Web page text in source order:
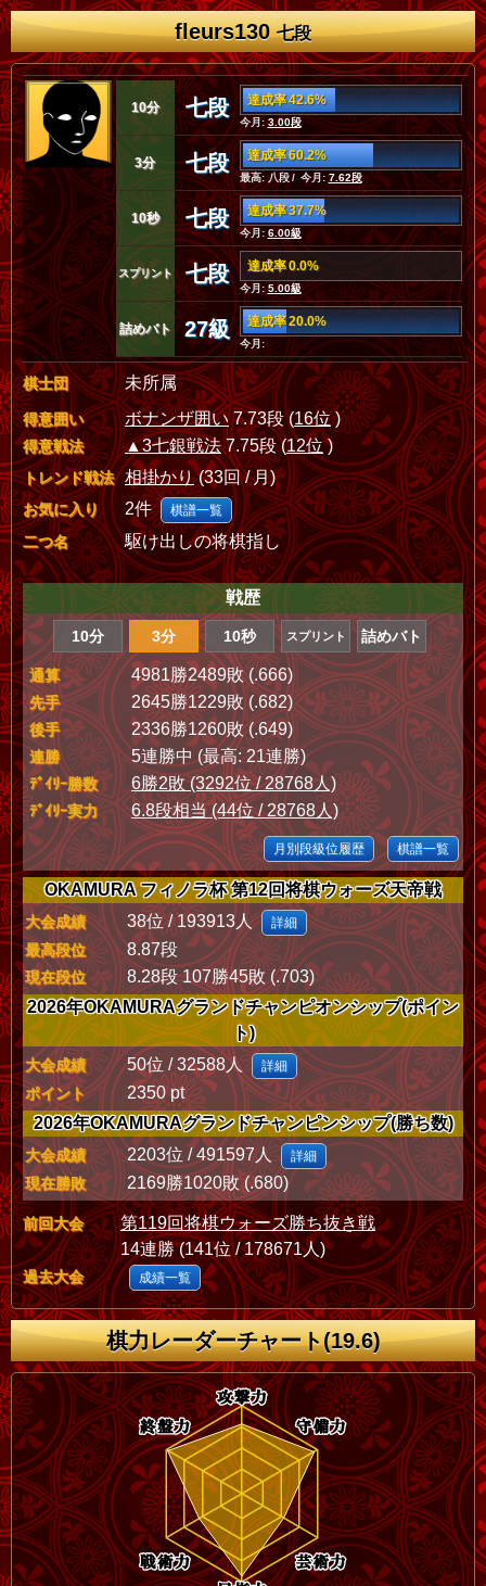
fleurs130七段
10分 七段 達成率 42.6%
今月:3.00段
3分 七段 達成率 60.2%
最高: 八段 / 今月:7.62段
10秒 七段 達成率 37.7%
今月: 6.00級
スプリント 七段 達成率 0.0%
今月:5.00級
詰めバト 27級 達成率 20.0%
今月:
棋士団 未所属
得意囲い ボナンザ囲い7.73段 (16位)
得意戦法 ▲3七銀戦法7.75段 (12位)
トレンド戦法 相掛かり(33回 / 月)
お気に入り 2件 棋譜一覧
二つ名 駆け出しの将棋指し
戦歴
10分 3分 10秒 スプリント 詰めバト
通算 4981勝2489敗 (.666)
先手 2645勝1229敗 (.682)
後手 2336勝1260敗 (.649)
連勝 5連勝中 (最高: 21連勝)
ﾃﾞｲﾘｰ勝数 6勝2敗 (3292位 / 28768人)
ﾃﾞｲﾘｰ実力 6.8段相当 (44位 / 28768人)
月別段級位履歴 棋譜一覧
OKAMURA フィノラ杯 第12回将棋ウォーズ天帝戦
大会成績 38位 / 193913人 詳細
最高段位 8.87段
現在段位
8.28段 107勝45敗 (.703)
2026年OKAMURAグランドチャンピオンシップ(ポイン
ト)
大会成績 50位 / 32588人 詳細
ポイント
2350 pt
2026年OKAMURAグランドチャンピンシップ(勝ち数)
大会成績 2203位 / 491597人 詳細
現在勝敗 2169勝1020敗 (.680)
前回大会
第119回将棋ウォーズ勝ち抜き戦
14連勝 (141位 / 178671人)
過去大会 成績一覧
棋力レーダーチャート(19.6)